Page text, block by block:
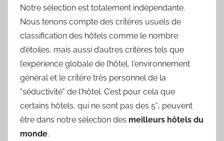
Notre sélection est totalement indépendante.
Nous tenons compte des critères usuels de
classification des hôtels comme le nombre
d’étoiles, mais aussi d’autres critères tels que
l’expérience globale de l’hôtel, l'environnement
général et le critère très personnel de la
"séductivité" de l'hôtel. C’est pour cela que
certains hôtels, qui ne sont pas des 5*, peuvent
être dans notre sélection des meilleurs hôtels du
monde.